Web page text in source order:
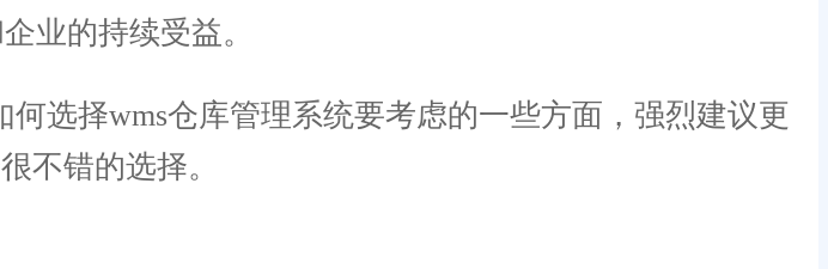
业的持续受益。
选择wms仓库管理系统要考虑的一些方面，强烈建议更
不错的选择。